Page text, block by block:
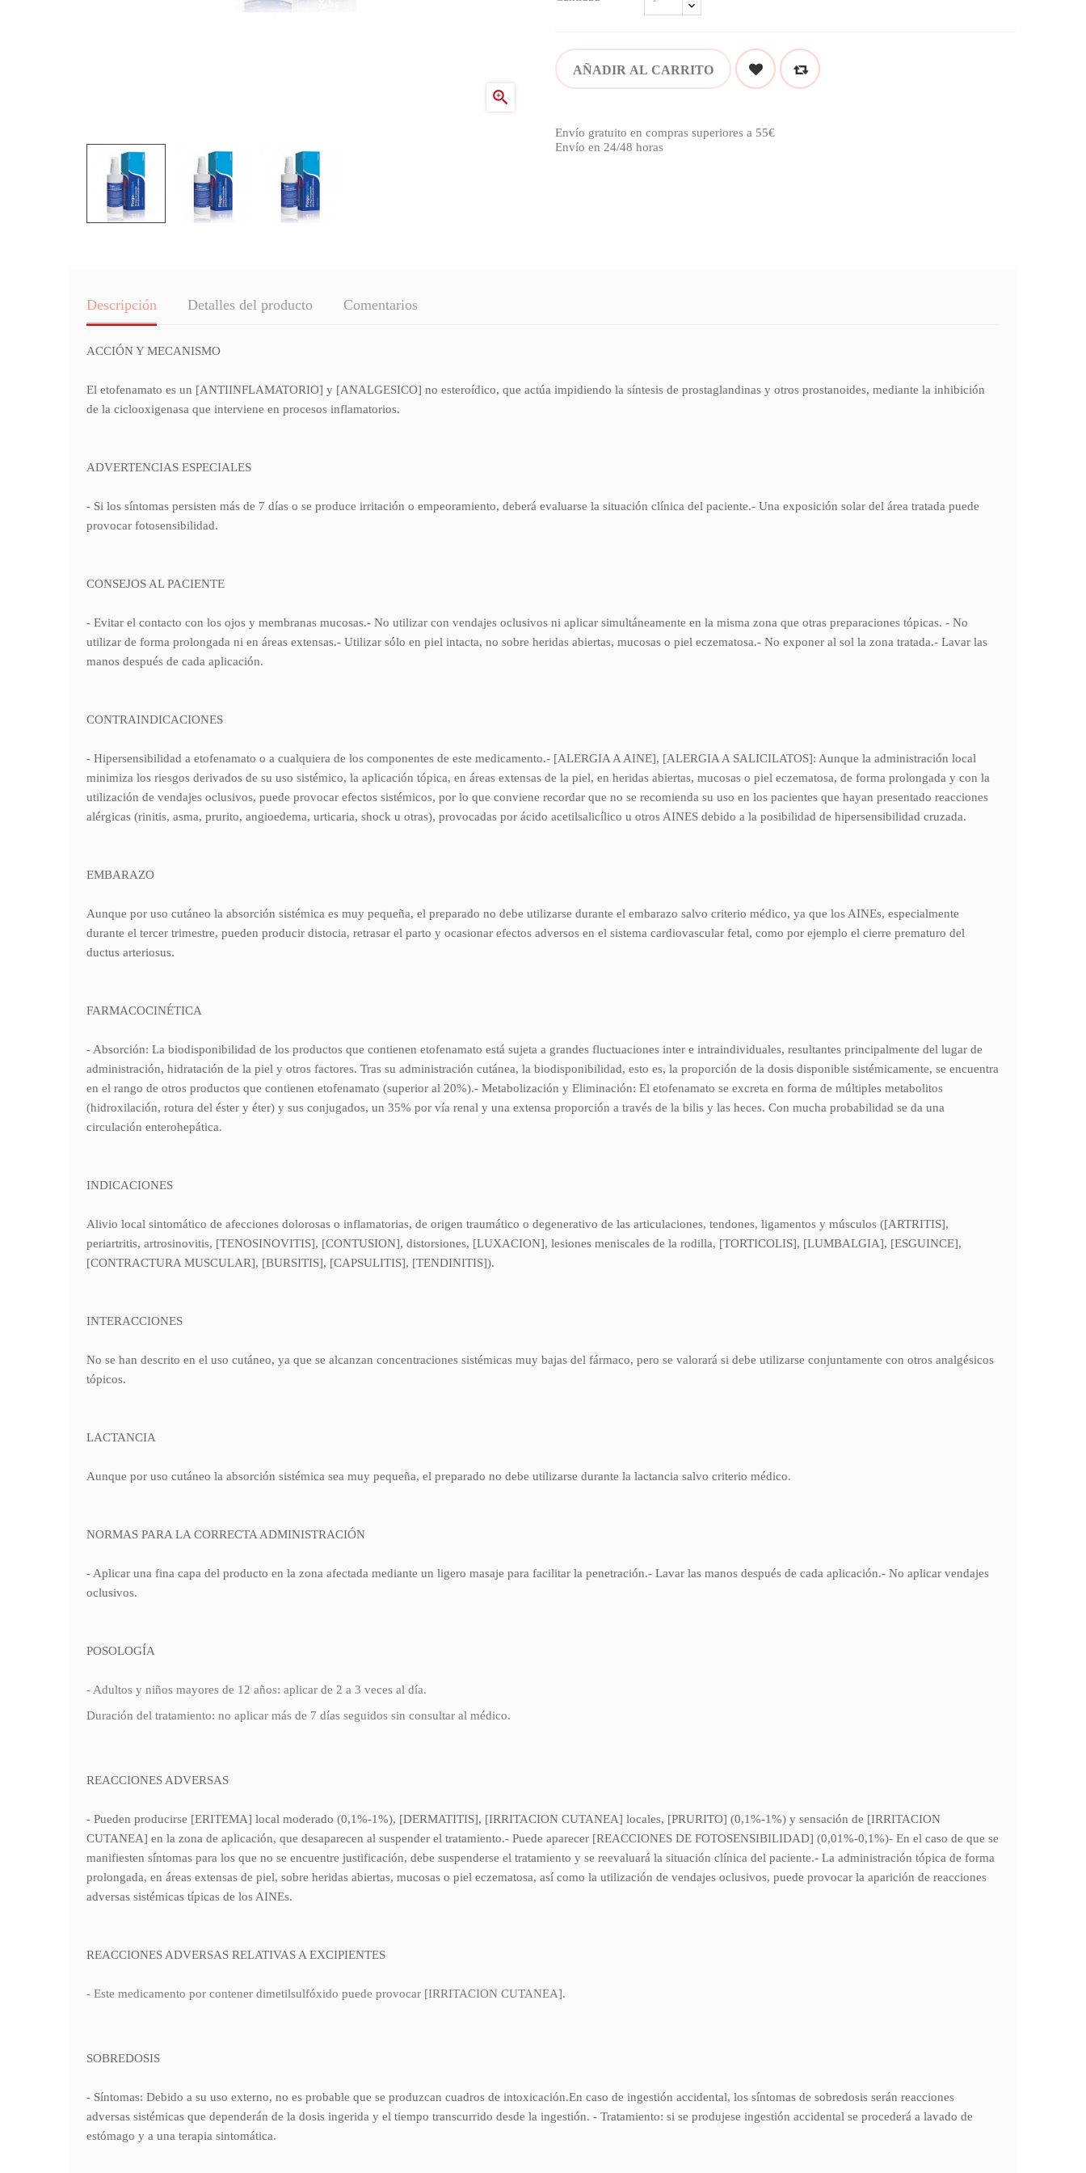

AÑADIR AL CARRITO
Envío gratuito en compras superiores a 55€
Envío en 24/48 horas
Descripción Detalles del producto Comentarios
ACCIÓN Y MECANISMO
El etofenamato es un [ANTIINFLAMATORIO] y [ANALGESICO] no esteroídico, que actúa impidiendo la síntesis de prostaglandinas y otros prostanoides, mediante la inhibición
de la ciclooxigenasa que interviene en procesos inflamatorios.
ADVERTENCIAS ESPECIALES
- Si los síntomas persisten más de 7 días o se produce irritación o empeoramiento, deberá evaluarse la situación clínica del paciente.- Una exposición solar del área tratada puede
provocar fotosensibilidad.
CONSEJOS AL PACIENTE
- Evitar el contacto con los ojos y membranas mucosas.- No utilizar con vendajes oclusivos ni aplicar simultáneamente en la misma zona que otras preparaciones tópicas. - No
utilizar de forma prolongada ni en áreas extensas.- Utilizar sólo en piel intacta, no sobre heridas abiertas, mucosas o piel eczematosa.- No exponer al sol la zona tratada.- Lavar las
manos después de cada aplicación.
CONTRAINDICACIONES
- Hipersensibilidad a etofenamato o a cualquiera de los componentes de este medicamento.- [ALERGIA A AINE], [ALERGIA A SALICILATOS]: Aunque la administración local
minimiza los riesgos derivados de su uso sistémico, la aplicación tópica, en áreas extensas de la piel, en heridas abiertas, mucosas o piel eczematosa, de forma prolongada y con la
utilización de vendajes oclusivos, puede provocar efectos sistémicos, por lo que conviene recordar que no se recomienda su uso en los pacientes que hayan presentado reacciones
alérgicas (rinitis, asma, prurito, angioedema, urticaria, shock u otras), provocadas por ácido acetilsalicílico u otros AINES debido a la posibilidad de hipersensibilidad cruzada.
EMBARAZO
Aunque por uso cutáneo la absorción sistémica es muy pequeña, el preparado no debe utilizarse durante el embarazo salvo criterio médico, ya que los AINEs, especialmente
durante el tercer trimestre, pueden producir distocia, retrasar el parto y ocasionar efectos adversos en el sistema cardiovascular fetal, como por ejemplo el cierre prematuro del
ductus arteriosus.
FARMACOCINÉTICA
- Absorción: La biodisponibilidad de los productos que contienen etofenamato está sujeta a grandes fluctuaciones inter e intraindividuales, resultantes principalmente del lugar de
administración, hidratación de la piel y otros factores. Tras su administración cutánea, la biodisponibilidad, esto es, la proporción de la dosis disponible sistémicamente, se encuentra
en el rango de otros productos que contienen etofenamato (superior al 20%).- Metabolización y Eliminación: El etofenamato se excreta en forma de múltiples metabolitos
(hidroxilación, rotura del éster y éter) y sus conjugados, un 35% por vía renal y una extensa proporción a través de la bilis y las heces. Con mucha probabilidad se da una
circulación enterohepática.
INDICACIONES
Alivio local sintomático de afecciones dolorosas o inflamatorias, de origen traumático o degenerativo de las articulaciones, tendones, ligamentos y músculos ([ARTRITIS],
periartritis, artrosinovitis, [TENOSINOVITIS], [CONTUSION], distorsiones, [LUXACION], lesiones meniscales de la rodilla, [TORTICOLIS], [LUMBALGIA], [ESGUINCE],
[CONTRACTURA MUSCULAR], [BURSITIS], [CAPSULITIS], [TENDINITIS]).
INTERACCIONES
No se han descrito en el uso cutáneo, ya que se alcanzan concentraciones sistémicas muy bajas del fármaco, pero se valorará si debe utilizarse conjuntamente con otros analgésicos
tópicos.
LACTANCIA
Aunque por uso cutáneo la absorción sistémica sea muy pequeña, el preparado no debe utilizarse durante la lactancia salvo criterio médico.
NORMAS PARA LA CORRECTA ADMINISTRACIÓN
- Aplicar una fina capa del producto en la zona afectada mediante un ligero masaje para facilitar la penetración.- Lavar las manos después de cada aplicación.- No aplicar vendajes
oclusivos.
POSOLOGÍA
- Adultos y niños mayores de 12 años: aplicar de 2 a 3 veces al día.
Duración del tratamiento: no aplicar más de 7 días seguidos sin consultar al médico.
REACCIONES ADVERSAS
- Pueden producirse [ERITEMA] local moderado (0,1%-1%), [DERMATITIS], [IRRITACION CUTANEA] locales, [PRURITO] (0,1%-1%) y sensación de [IRRITACION
CUTANEA] en la zona de aplicación, que desaparecen al suspender el tratamiento.- Puede aparecer [REACCIONES DE FOTOSENSIBILIDAD] (0,01%-0,1%)- En el caso de que se
manifiesten síntomas para los que no se encuentre justificación, debe suspenderse el tratamiento y se reevaluará la situación clínica del paciente.- La administración tópica de forma
prolongada, en áreas extensas de piel, sobre heridas abiertas, mucosas o piel eczematosa, así como la utilización de vendajes oclusivos, puede provocar la aparición de reacciones
adversas sistémicas típicas de los AINEs.
REACCIONES ADVERSAS RELATIVAS A EXCIPIENTES
- Este medicamento por contener dimetilsulfóxido puede provocar [IRRITACION CUTANEA].
SOBREDOSIS
- Síntomas: Debido a su uso externo, no es probable que se produzcan cuadros de intoxicación.En caso de ingestión accidental, los síntomas de sobredosis serán reacciones
adversas sistémicas que dependerán de la dosis ingerida y el tiempo transcurrido desde la ingestión. - Tratamiento: si se produjese ingestión accidental se procederá a lavado de
estómago y a una terapia sintomática.